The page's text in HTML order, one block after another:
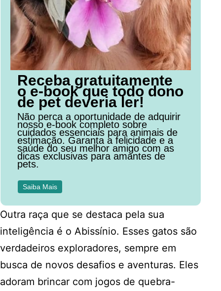
Receba gratuitamente
o e-book que todo dono
de pet deveria ler!
Não perca a oportunidade de adquirir
nosso e-book completo sobre
cuidados essenciais para animais de
estimação. Garanta a felicidade e a
saúde do seu melhor amigo com as
dicas exclusivas para amantes de
pets.
Saiba Mais
Outra raça que se destaca pela sua
inteligência é o Abissínio. Esses gatos são
verdadeiros exploradores, sempre em
busca de novos desafios e aventuras. Eles
adoram brincar com jogos de quebra-